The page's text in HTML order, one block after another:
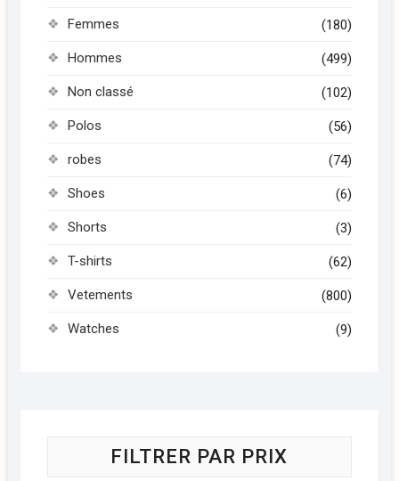
Femmes (180)
Hommes (499)
Non classé (102)
Polos (56)
robes (74)
Shoes (6)
Shorts (3)
T-shirts (62)
Vetements (800)
Watches (9)
FILTRER PAR PRIX